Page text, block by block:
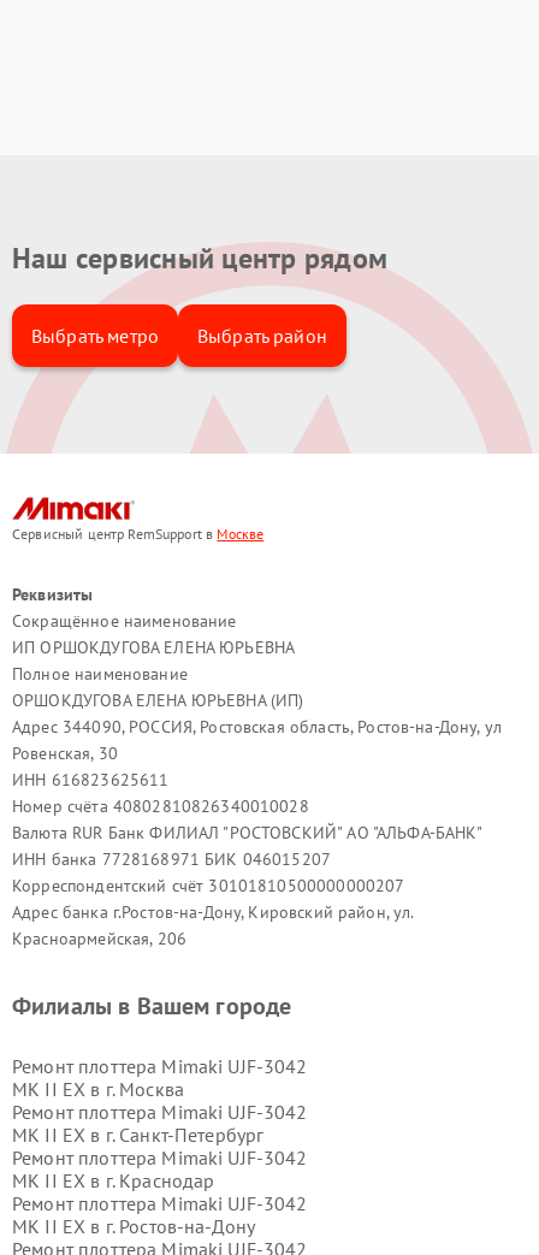
Наш сервисный центр рядом
Выбрать метро Выбрать район
Сервисный центр RemSupport в Москве
Реквизиты
Сокращённое наименование
ИП ОРШОКДУГОВА ЕЛЕНА ЮРЬЕВНА
Полное наименование
ОРШОКДУГОВА ЕЛЕНА ЮРЬЕВНА (ИП)
Адрес 344090, РОССИЯ, Ростовская область, Ростов-на-Дону, ул
Ровенская, 30
ИНН 616823625611
Номер счёта 40802810826340010028
Валюта RUR Банк ФИЛИАЛ "РОСТОВСКИЙ" АО "АЛЬФА-БАНК"
ИНН банка 7728168971 БИК 046015207
Корреспондентский счёт 30101810500000000207
Адрес банка г.Ростов-на-Дону, Кировский район, ул.
Красноармейская, 206
Филиалы в Вашем городе
Ремонт плоттера Mimaki UJF-3042
MK II EX в г. Москва
Ремонт плоттера Mimaki UJF-3042
MK II EX в г. Санкт-Петербург
Ремонт плоттера Mimaki UJF-3042
MK II EX в г. Краснодар
Ремонт плоттера Mimaki UJF-3042
MK II EX в г. Ростов-на-Дону
Ремонт плоттера Mimaki UJF-3042